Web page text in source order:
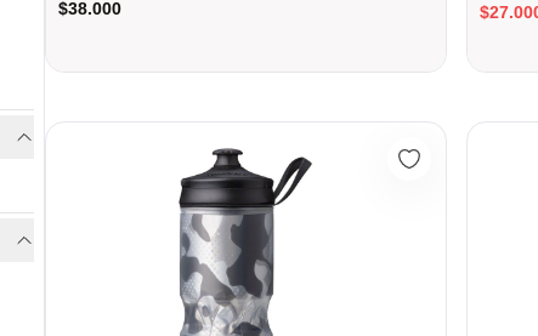
$38.000
Hydrapak Polar Sport Contender Insulated Water Bottle - 24oz
Gafas